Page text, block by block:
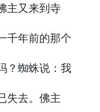
主又来到寺
千年前的那个
？蜘蛛说：我
失去。佛主